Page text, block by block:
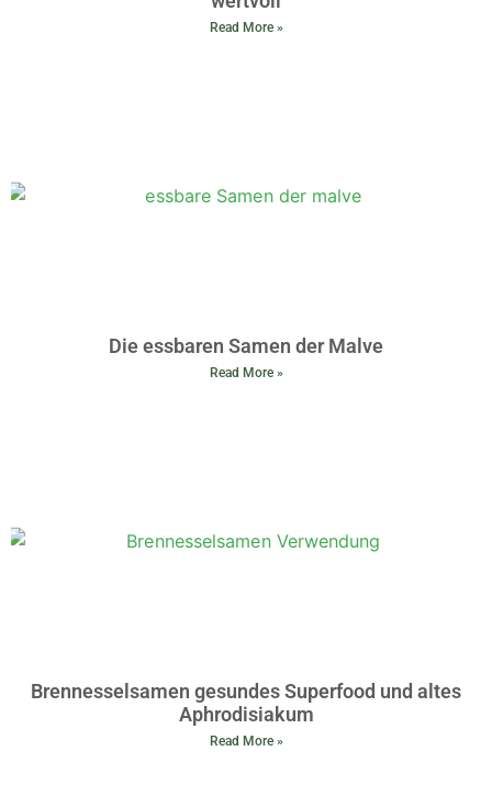
Read More »
Die essbaren Samen der Malve
Read More »
Brennesselsamen gesundes Superfood und altes
Aphrodisiakum
Read More »